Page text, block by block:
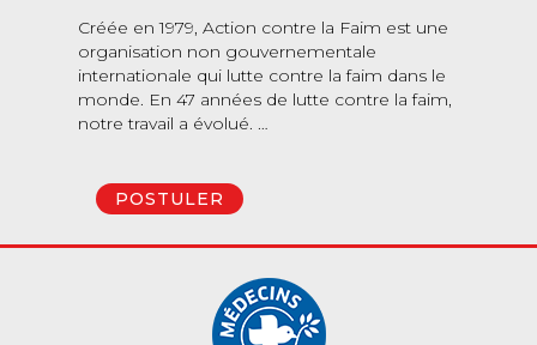
Créée en 1979, Action contre la Faim est une
organisation non gouvernementale
internationale qui lutte contre la faim dans le
monde. En 47 années de lutte contre la faim,
notre travail a évolué. …
POSTULER